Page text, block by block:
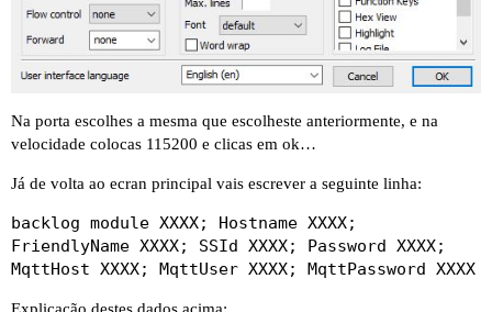
Na porta escolhes a mesma que escolheste anteriormente, e na
velocidade colocas 115200 e clicas em ok…
Já de volta ao ecran principal vais escrever a seguinte linha:
backlog module XXXX; Hostname XXXX;
FriendlyName XXXX; SSId XXXX; Password XXXX;
MqttHost XXXX; MqttUser XXXX; MqttPassword XXXX